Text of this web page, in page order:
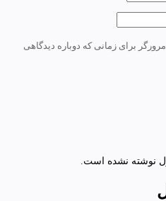
برای زمانی که دوباره دیدگاهی
نوشته نشده است.